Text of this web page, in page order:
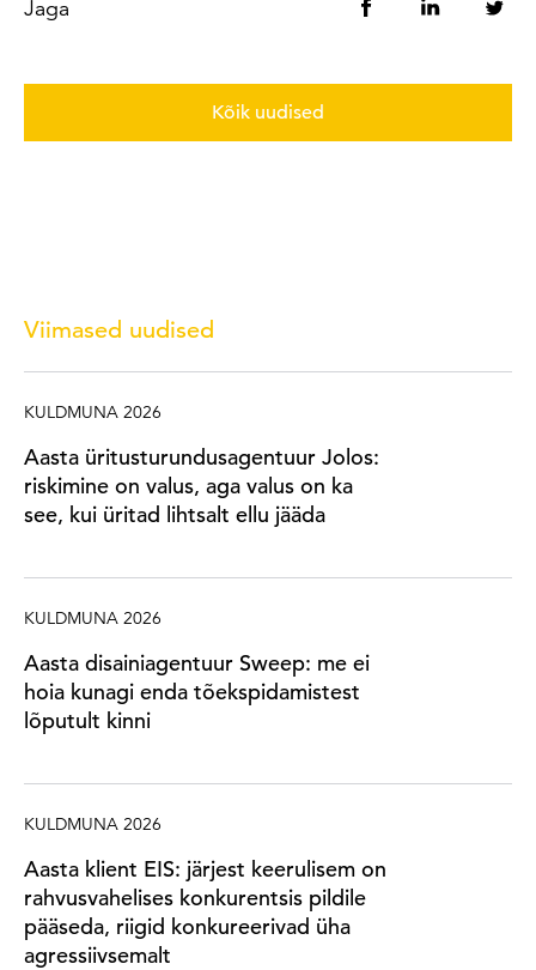
Jaga
Kõik uudised
Viimased uudised
KULDMUNA 2026
Aasta üritusturundusagentuur Jolos:
riskimine on valus, aga valus on ka
see, kui üritad lihtsalt ellu jääda
KULDMUNA 2026
Aasta disainiagentuur Sweep: me ei
hoia kunagi enda tõekspidamistest
lõputult kinni
KULDMUNA 2026
Aasta klient EIS: järjest keerulisem on
rahvusvahelises konkurentsis pildile
pääseda, riigid konkureerivad üha
agressiivsemalt